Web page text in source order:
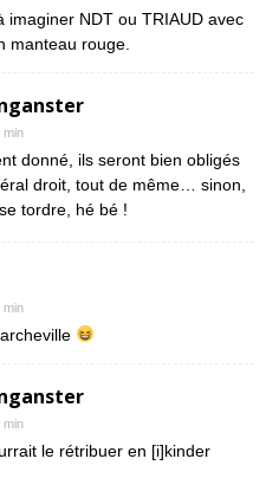
imaginer NDT ou TRIAUD avec
manteau rouge.
min
donné, ils seront bien obligés
droit, tout de même… sinon,
tordre, hé bé !
min
min
le rétribuer en [i]kinder